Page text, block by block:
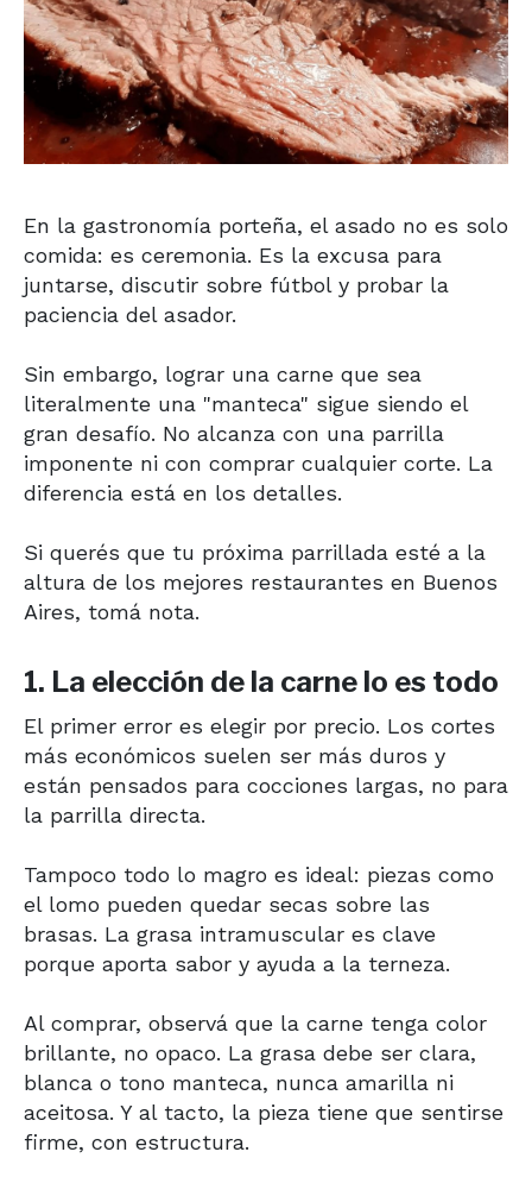
En la gastronomía porteña, el asado no es solo
comida: es ceremonia. Es la excusa para
juntarse, discutir sobre fútbol y probar la
paciencia del asador.
Sin embargo, lograr una carne que sea
literalmente una "manteca" sigue siendo el
gran desafío. No alcanza con una parrilla
imponente ni con comprar cualquier corte. La
diferencia está en los detalles.
Si querés que tu próxima parrillada esté a la
altura de los mejores restaurantes en Buenos
Aires, tomá nota.
1. La elección de la carne lo es todo
El primer error es elegir por precio. Los cortes
más económicos suelen ser más duros y
están pensados para cocciones largas, no para
la parrilla directa.
Tampoco todo lo magro es ideal: piezas como
el lomo pueden quedar secas sobre las
brasas. La grasa intramuscular es clave
porque aporta sabor y ayuda a la terneza.
Al comprar, observá que la carne tenga color
brillante, no opaco. La grasa debe ser clara,
blanca o tono manteca, nunca amarilla ni
aceitosa. Y al tacto, la pieza tiene que sentirse
firme, con estructura.